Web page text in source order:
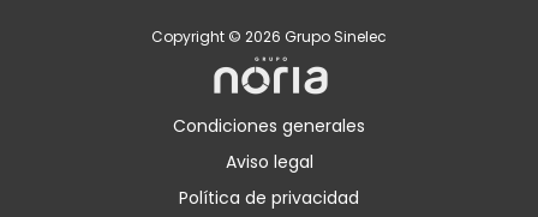
Copyright © 2026 Grupo Sinelec
Condiciones generales
Aviso legal
Política de privacidad